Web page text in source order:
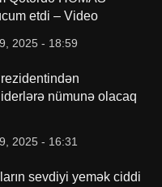
etdi – Video
2025 - 18:59
nümunə olacaq
2025 - 16:31
sevdiyi yemək ciddi